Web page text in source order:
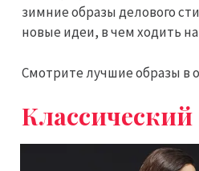
зимние образы делового
новые идеи, в чем ходить
Смотрите лучшие образы в